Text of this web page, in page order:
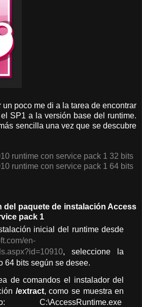
poco me di a la tarea de encontrar
SP1 a la versión base del runtime.
sencilla una vez que se descubre
runtime con service pack 1 32 bits
runtime con service pack 1 64 bits
del paquete de instalación Access
pack 1
inicial del runtime desde
en-
, seleccione la
64 bits según se desee.
de comandos el instalador del
/extract, como se muestra en